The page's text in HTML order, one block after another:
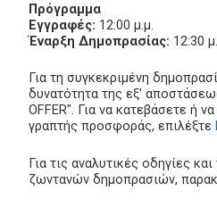
Πρόγραμμα
Εγγραφές: 12:00 μ.μ.
Έναρξη Δημοπρασίας: 12:30
Για τη συγκεκριμένη
δυνατότητα της εξ'
OFFER". Για να κατεβάσετε ή
γραπτής προσφοράς, επιλέξτε
Για τις αναλυτικές οδηγίες
ζωντανών δημοπρασιών,